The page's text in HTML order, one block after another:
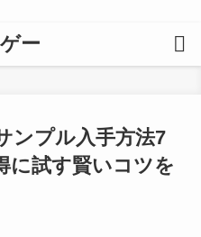
ー
ンプル入手方法7
に試す賢いコツを